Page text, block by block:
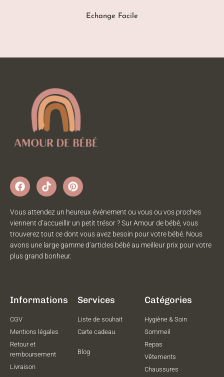
Echange Facile
Vous attendez un heureux événement ou vous ou vos proches
viennent d’accueillir un petit trésor ? Sur Amour de bébé, vous
trouverez tout ce dont vous avez besoin pour votre bébé. Nous
avons une large gamme d’articles bébé au meilleur prix pour votre
plus grand bonheur.
Informations
CGV
Mentions légales
Retour et
remboursement
Livraison
Services
Liste de souhait
Carte cadeau
Blog
Catégories
Hygiène & Soin
Sommeil
Repas
Vêtements
Chaussures